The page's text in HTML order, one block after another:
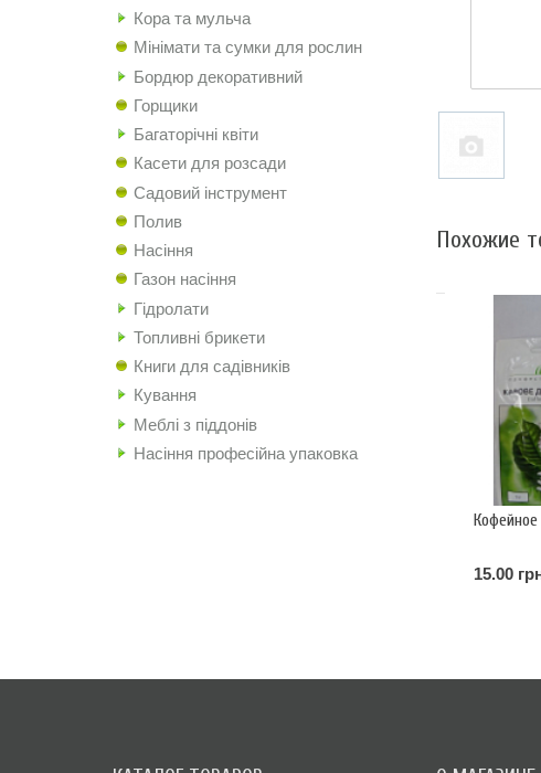
Кора та мульча
Мінімати та сумки для рослин
Бордюр декоративний
Горщики
Багаторічні квіти
Касети для розсади
Садовий інструмент
Полив
Насіння
Газон насіння
Гідролати
Топливні брикети
Книги для садівників
Кування
Меблі з піддонів
Насіння професійна упаковка
Похожие
15.00